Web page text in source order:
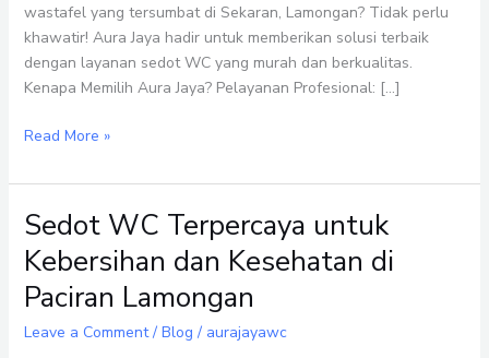
wastafel yang tersumbat di Sekaran, Lamongan? Tidak perlu
khawatir! Aura Jaya hadir untuk memberikan solusi terbaik
dengan layanan sedot WC yang murah dan berkualitas.
Kenapa Memilih Aura Jaya? Pelayanan Profesional: […]
Kualitas
Terjamin
Read More »
Sedot WC Terpercaya untuk
Kebersihan dan Kesehatan di
Paciran Lamongan
Leave a Comment / Blog / aurajayawc
Sedot
Terpercaya
untuk